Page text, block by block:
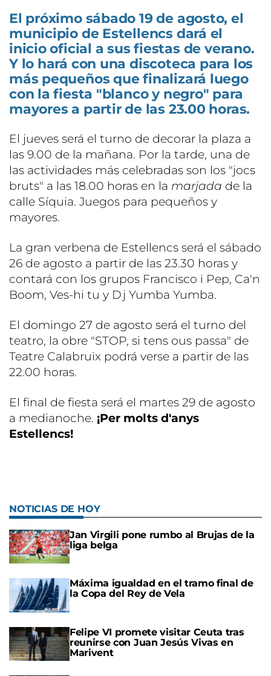
El próximo sábado 19 de agosto, el
municipio de Estellencs dará el
inicio oficial a sus fiestas de verano.
Y lo hará con una discoteca para los
más pequeños que finalizará luego
con la fiesta "blanco y negro" para
mayores a partir de las 23.00 horas.
El jueves será el turno de decorar la plaza a
las 9.00 de la mañana. Por la tarde, una de
las actividades más celebradas son los "jocs
bruts" a las 18.00 horas en la marjada de la
calle Síquia. Juegos para pequeños y
mayores.
La gran verbena de Estellencs será el sábado
26 de agosto a partir de las 23.30 horas y
contará con los grupos Francisco i Pep, Ca'n
Boom, Ves-hi tu y Dj Yumba Yumba.
El domingo 27 de agosto será el turno del
teatro, la obre "STOP, si tens ous passa" de
Teatre Calabruix podrá verse a partir de las
22.00 horas.
El final de fiesta será el martes 29 de agosto
a medianoche. ¡Per molts d'anys
Estellencs!
NOTICIAS DE HOY
Jan Virgili pone rumbo al Brujas de la
liga belga
Máxima igualdad en el tramo final de
la Copa del Rey de Vela
Felipe VI promete visitar Ceuta tras
reunirse con Juan Jesús Vivas en
Marivent